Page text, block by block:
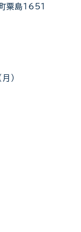
粟島1651
月)